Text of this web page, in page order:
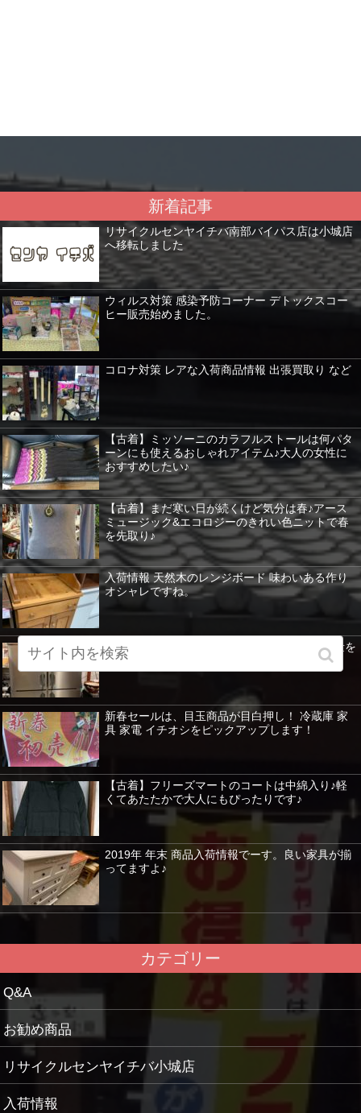
新着記事
リサイクルセンヤイチバ南部バイパス店は小城店
へ移転しました
ウィルス対策 感染予防コーナー デトックスコー
ヒー販売始めました。
コロナ対策 レアな入荷商品情報 出張買取り など
【古着】ミッソーニのカラフルストールは何パタ
ーンにも使えるおしゃれアイテム♪大人の女性に
おすすめしたい♪
【古着】まだ寒い日が続くけど気分は春♪アース
ミュージック&エコロジーのきれい色ニットで春
を先取り♪
入荷情報 天然木のレンジボード 味わいある作り
オシャレですね。
業務用冷凍冷蔵庫もあります。ホシザキ 大容量を
紹介 暖房器具など特価！
新春セールは、目玉商品が目白押し！ 冷蔵庫 家
具 家電 イチオシをピックアップします！
【古着】フリーズマートのコートは中綿入り♪軽
くてあたたかで大人にもぴったりです♪
2019年 年末 商品入荷情報でーす。良い家具が揃
ってますよ♪
カテゴリー
Q&A
お勧め商品
リサイクルセンヤイチバ小城店
入荷情報